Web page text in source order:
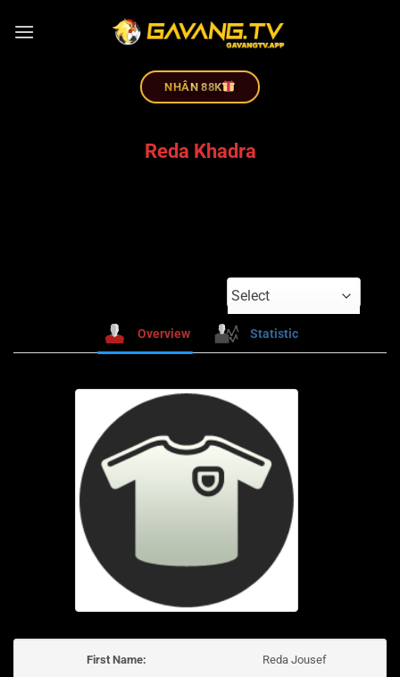
NHÂN 88K
Reda Khadra
Select
Overview Statistic
First Name:
Reda Jousef